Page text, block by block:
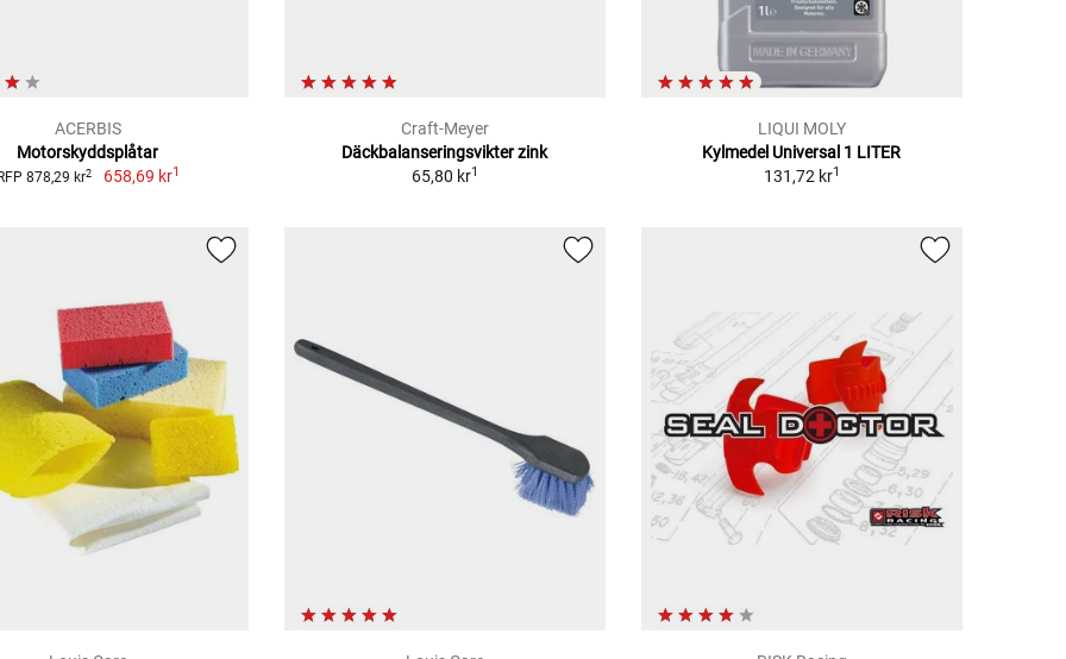
ACERBIS
Motorskyddsplåtar
878,29 kr2 658,69 kr1
Craft-Meyer
Däckbalanseringsvikter zink
65,80 kr1
LIQUI MOLY
Kylmedel Universal 1 LITER
131,72 kr1